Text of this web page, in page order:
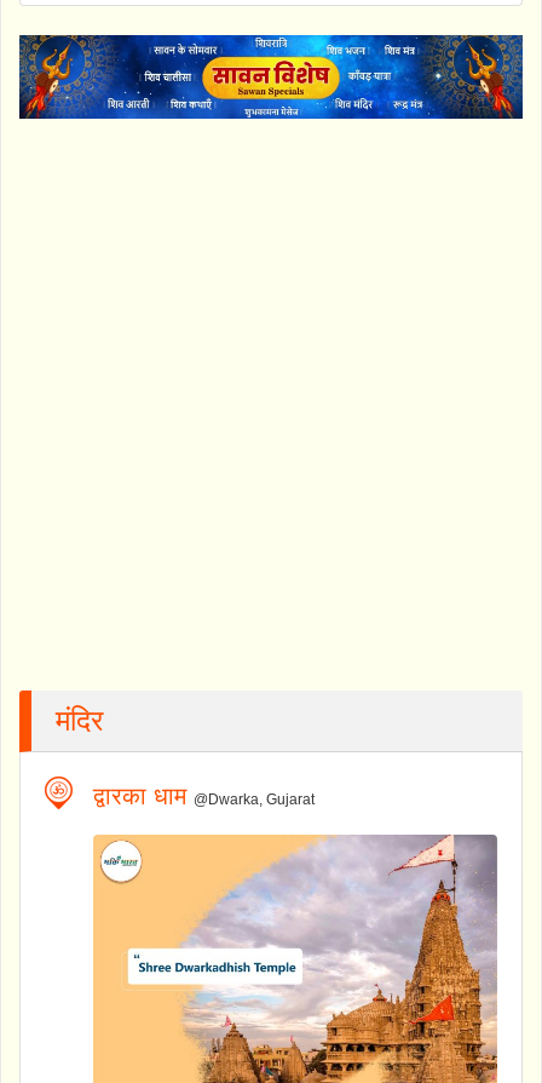
मंदिर
द्वारका धाम @Dwarka, Gujarat